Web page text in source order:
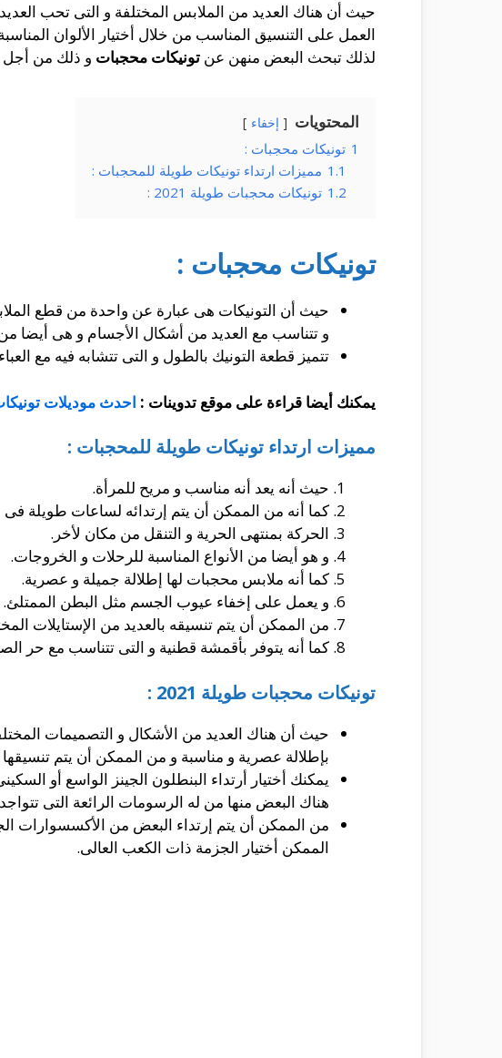
حيث أن هناك العديد من الملابس المختلفة و التى تحب
العمل على التنسيق المناسب من خلال أختيار الألوان
لذلك تبحث البعض منهن عن تونيكات محجبات و ذلك من أجل
المحتويات إخفاء
1 تونيكات محجبات :
1.1 مميزات ارتداء تونيكات طويلة للمحجبات :
1.2 تونيكات محجبات طويلة 2021 :
تونيكات محجبات :
حيث أن التونيكات هى عبارة عن واحدة من قطع
و تتناسب مع العديد من أشكال الأجسام و هى أيضا من
تتميز قطعة التونيك بالطول و التى تتشابه فيه مع
يمكنك أيضا قراءة على موقع تدوينات : احدث موديلات
مميزات ارتداء تونيكات طويلة للمحجبات :
حيث أنه يعد أنه مناسب و مريح للمرأة.
كما أنه من الممكن أن يتم إرتدائه لساعات طويلة فى
الحركة بمنتهى الحرية و التنقل من مكان لأخر.
و هو أيضا من الأنواع المناسبة للرحلات و الخروجات.
كما أنه ملابس محجبات لها إطلالة جميلة و عصرية.
و يعمل على إخفاء عيوب الجسم مثل البطن الممتلئ.
من الممكن أن يتم تنسيقه بالعديد من الإستايلات
كما أنه يتوفر بأقمشة قطنية و التى تتناسب مع حر
تونيكات محجبات طويلة 2021 :
حيث أن هناك العديد من الأشكال و التصميمات
بإطلالة عصرية و مناسبة و من الممكن أن يتم
يمكنك أختيار أرتداء البنطلون الجينز الواسع أو
هناك البعض منها من له الرسومات الرائعة التى
من الممكن أن يتم إرتداء البعض من الأكسسوارات
الممكن أختيار الجزمة ذات الكعب العالى.